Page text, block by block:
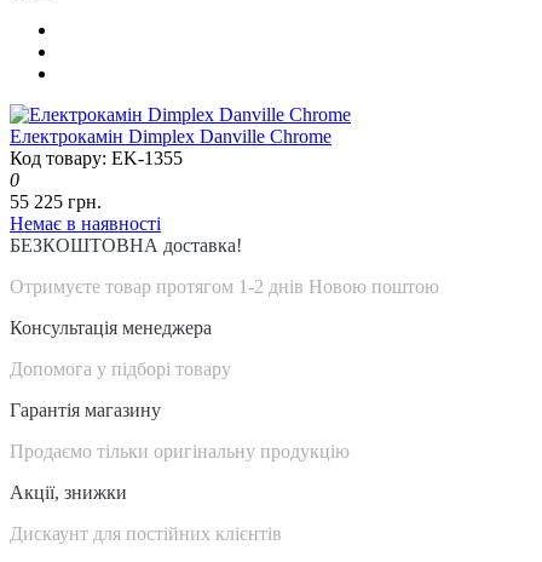
Електрокамін Dimplex Danville Chrome
Код товару: EK-1355
0
55 225 грн.
Немає в наявності
БЕЗКОШТОВНА доставка!
Отримуєте товар протягом 1-2 днів Новою поштою
Консультація менеджера
Допомога у підборі товару
Гарантія магазину
Продаємо тільки оригінальну продукцію
Акції, знижки
Дискаунт для постійних клієнтів